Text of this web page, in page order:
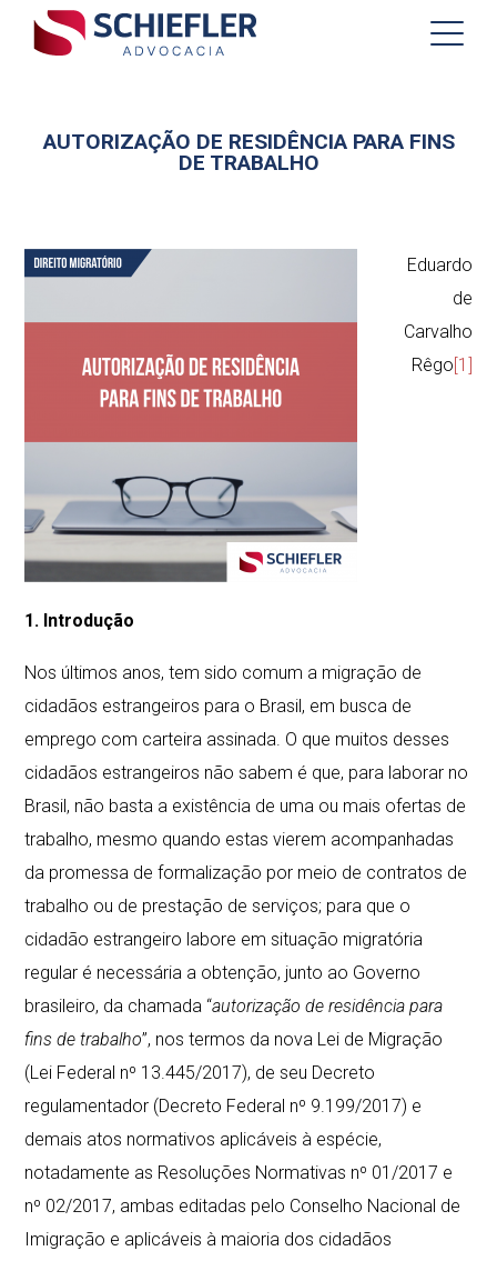
AUTORIZAÇÃO DE RESIDÊNCIA PARA FINS
DE TRABALHO
Eduardo
de
Carvalho
Rêgo[1]
1. Introdução
Nos últimos anos, tem sido comum a migração de
cidadãos estrangeiros para o Brasil, em busca de
emprego com carteira assinada. O que muitos desses
cidadãos estrangeiros não sabem é que, para laborar no
Brasil, não basta a existência de uma ou mais ofertas de
trabalho, mesmo quando estas vierem acompanhadas
da promessa de formalização por meio de contratos de
trabalho ou de prestação de serviços; para que o
cidadão estrangeiro labore em situação migratória
regular é necessária a obtenção, junto ao Governo
brasileiro, da chamada “autorização de residência para
fins de trabalho”, nos termos da nova Lei de Migração
(Lei Federal nº 13.445/2017), de seu Decreto
regulamentador (Decreto Federal nº 9.199/2017) e
demais atos normativos aplicáveis à espécie,
notadamente as Resoluções Normativas nº 01/2017 e
nº 02/2017, ambas editadas pelo Conselho Nacional de
Imigração e aplicáveis à maioria dos cidadãos